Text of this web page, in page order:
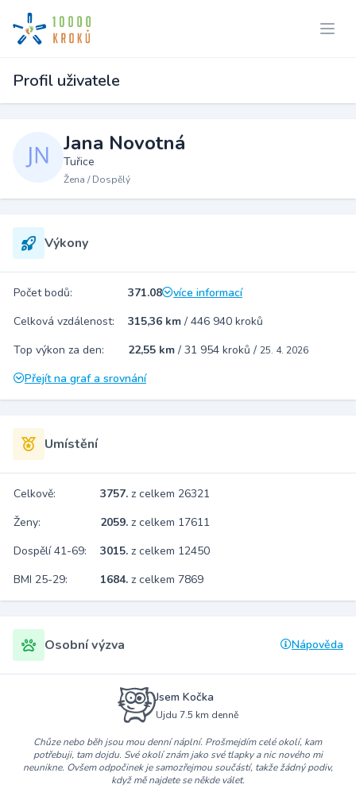
Profil uživatele
Jana Novotná
Tuřice
Žena / Dospělý
Výkony
Počet bodů: 371.08
více informací
Celková vzdálenost:
315,36 km / 446 940 kroků
Top výkon za den:
22,55 km / 31 954 kroků / 25. 4. 2026
Přejít na graf a srovnání
Umístění
Celkově: 3757. z celkem 26321
Ženy:
2059. z celkem 17611
Dospělí 41-69:
3015. z celkem 12450
BMI 25-29:
1684. z celkem 7869
Osobní výzva Nápověda
Jsem Kočka
Ujdu 7.5 km denně
Chůze nebo běh jsou mou denní náplní. Prošmejdím celé okolí, kam
potřebuji, tam dojdu. Své okolí znám jako své tlapky a nic nového mi
neunikne. Ovšem odpočinek je samozřejmou součástí, takže žádný podiv,
když mě najdete se někde válet.